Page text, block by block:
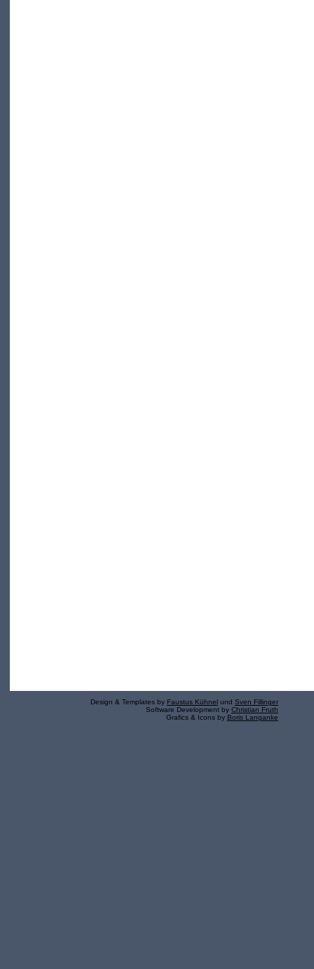
Design & Templates by Faustus Kühnel und Sven Fillinger
Software Development by Christian Fruth
Grafics & Icons by Boris Langanke